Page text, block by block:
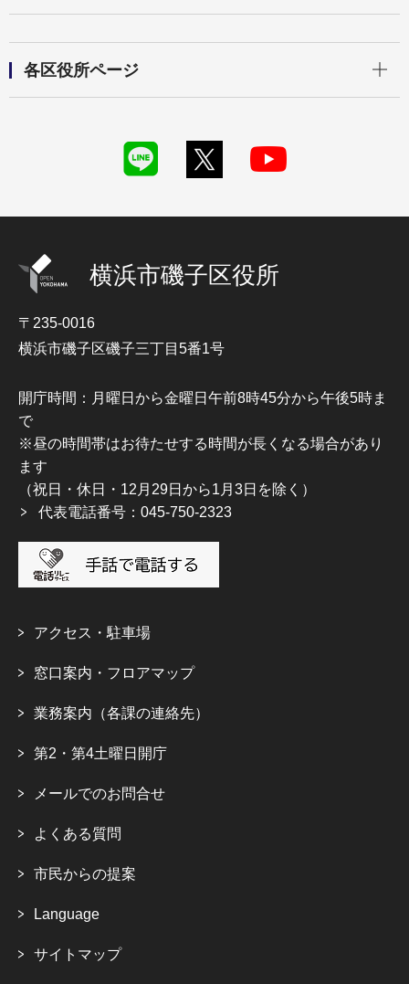
各区役所ページ
横浜市磯子区役所
〒235-0016
横浜市磯子区磯子三丁目5番1号
開庁時間：月曜日から金曜日午前8時45分から午後5時ま
で
※昼の時間帯はお待たせする時間が長くなる場合があり
ます
（祝日・休日・12月29日から1月3日を除く）
代表電話番号：045-750-2323
アクセス・駐車場
窓口案内・フロアマップ
業務案内（各課の連絡先）
第2・第4土曜日開庁
メールでのお問合せ
よくある質問
市民からの提案
Language
サイトマップ